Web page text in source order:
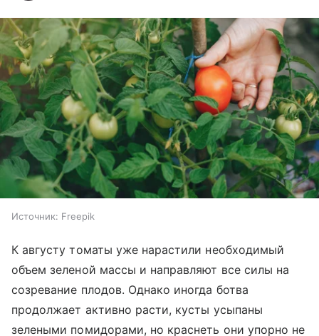
Источник: Freepik
К августу томаты уже нарастили необходимый
объем зеленой массы и направляют все силы на
созревание плодов. Однако иногда ботва
продолжает активно расти, кусты усыпаны
зелеными помидорами, но краснеть они упорно не